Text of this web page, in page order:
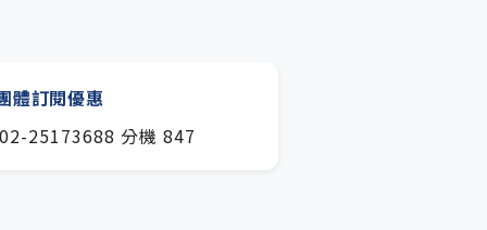
體訂閱優惠
25173688 分機 847